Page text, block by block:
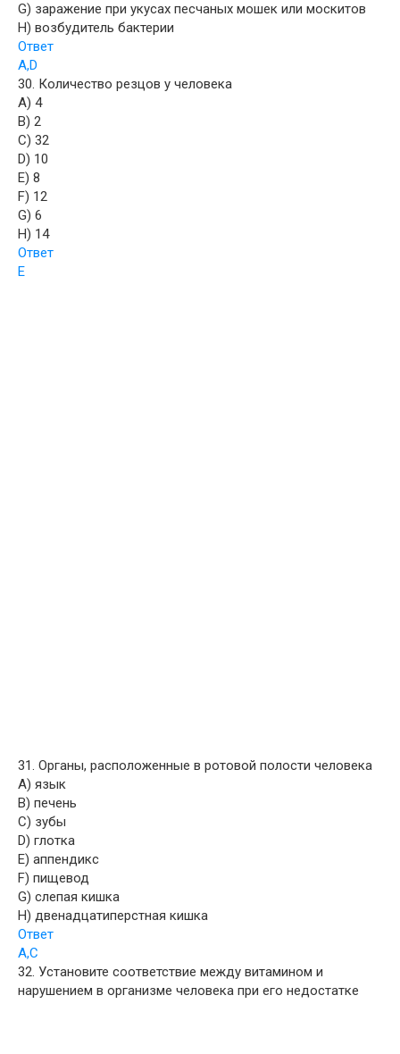
G) заражение при укусах песчаных мошек или москитов
H) возбудитель бактерии
Ответ
A,D
30. Количество резцов у человека
A) 4
B) 2
C) 32
D) 10
E) 8
F) 12
G) 6
H) 14
Ответ
E
31. Органы, расположенные в ротовой полости человека
A) язык
B) печень
C) зубы
D) глотка
E) аппендикс
F) пищевод
G) слепая кишка
H) двенадцатиперстная кишка
Ответ
A,C
32. Установите соответствие между витамином и
нарушением в организме человека при его недостатке